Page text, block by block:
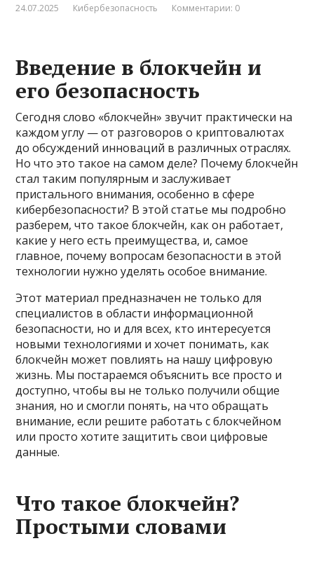
24.07.2025 Кибербезопасность Комментарии: 0
Введение в блокчейн и
его безопасность
Сегодня слово «блокчейн» звучит практически на
каждом углу — от разговоров о криптовалютах
до обсуждений инноваций в различных отраслях.
Но что это такое на самом деле? Почему блокчейн
стал таким популярным и заслуживает
пристального внимания, особенно в сфере
кибербезопасности? В этой статье мы подробно
разберем, что такое блокчейн, как он работает,
какие у него есть преимущества, и, самое
главное, почему вопросам безопасности в этой
технологии нужно уделять особое внимание.
Этот материал предназначен не только для
специалистов в области информационной
безопасности, но и для всех, кто интересуется
новыми технологиями и хочет понимать, как
блокчейн может повлиять на нашу цифровую
жизнь. Мы постараемся объяснить все просто и
доступно, чтобы вы не только получили общие
знания, но и смогли понять, на что обращать
внимание, если решите работать с блокчейном
или просто хотите защитить свои цифровые
данные.
Что такое блокчейн?
Простыми словами